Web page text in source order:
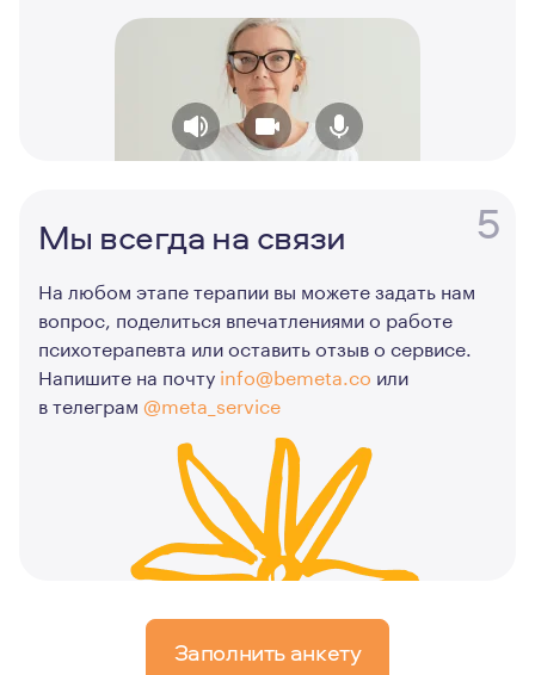
5
Мы всегда на связи
На любом этапе терапии вы можете задать нам
вопрос, поделиться впечатлениями о работе
психотерапевта или оставить отзыв о сервисе.
Напишите на почту info@bemeta.co или
в телеграм @meta_service
Заполнить анкету